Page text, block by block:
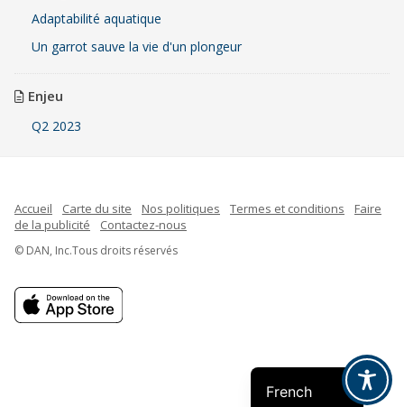
Adaptabilité aquatique
Un garrot sauve la vie d'un plongeur
Enjeu
Q2 2023
Accueil Carte du site Nos politiques Termes et conditions
Faire
de la publicité
Contactez-nous
© DAN, Inc.Tous droits réservés
French